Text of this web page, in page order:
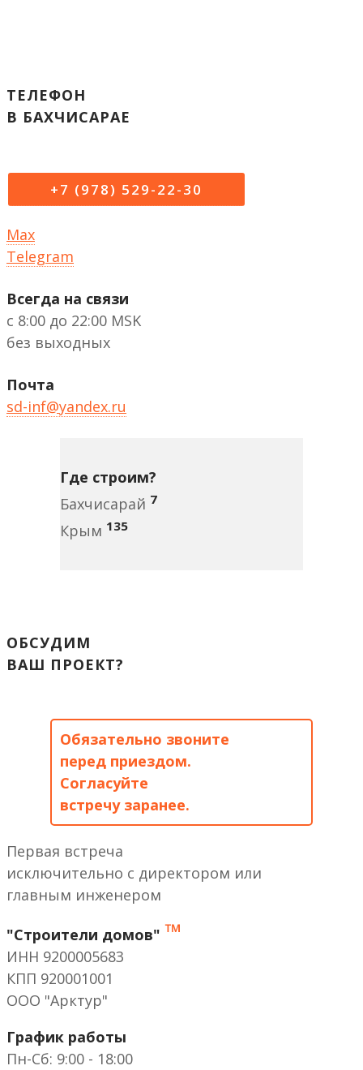
ТЕЛЕФОН
В БАХЧИСАРАЕ
+7 (978) 529-22-30
Max
Telegram
Всегда на связи
с 8:00 до 22:00 MSK
без выходных
Почта
sd-inf@yandex.ru
Где строим?
Бахчисарай 7
Крым 135
ОБСУДИМ
ВАШ ПРОЕКТ?
Обязательно звоните
перед приездом.
Согласуйте
встречу заранее.
Первая встреча
исключительно с директором или
главным инженером
"Строители домов" ™
ИНН 9200005683
КПП 920001001
ООО "Арктур"
График работы
Пн-Сб: 9:00 - 18:00